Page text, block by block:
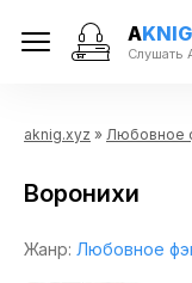
AKNIG
Слушать
aknig.xyz » Любовное
Воронихи
Жанр: Любовное